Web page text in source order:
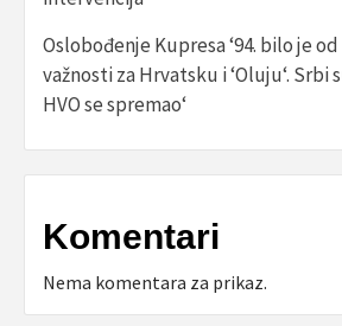
Oslobođenje Kupresa ‘94. bilo je
važnosti za Hrvatsku i ‘Oluju‘. Srbi
HVO se spremao‘
Komentari
Nema komentara za prikaz.